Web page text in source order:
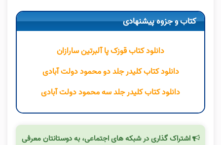
کتاب و جزوه پیشنهادی
دانلود کتاب قوزک پا آلبرتین سارازان
دانلود کتاب کلیدر جلد دو محمود دولت آبادی
دانلود کتاب کلیدر جلد سه محمود دولت آبادی
اشتراک گذاری در شبکه های اجتماعی، به دوستانتان معرفی